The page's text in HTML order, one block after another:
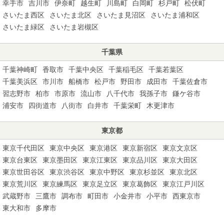
幸手市
吉川市 伊奈町 越生町 川島町 白岡町 杉戸町
松伏町
さいたま西区
さいたま北区 さいたま見沼区
さいたま浦和区
さいたま緑区
さいたま岩槻区
千葉県
千葉神崎町 香取市 千葉中央区 千葉稲毛区
千葉若葉区
千葉美浜区
市川市 船橋市 松戸市 野田市 成田市
千葉佐倉市
習志野市
柏市 市原市 流山市 八千代市 我孫子市
鎌ケ谷市
浦安市
四街道市 八街市 白井市 千葉栄町 木更津市
東京都
東京千代田区 東京中央区 東京港区 東京新宿区
東京文京区
東京台東区
東京墨田区 東京江東区 東京品川区
東京大田区
東京世田谷区
東京渋谷区 東京中野区 東京杉並区
東京北区
東京荒川区
東京練馬区 東京足立区 東京葛飾区
東京江戸川区
武蔵野市
三鷹市 調布市 町田市 小金井市 小平市
西東京市
東大和市
多摩市